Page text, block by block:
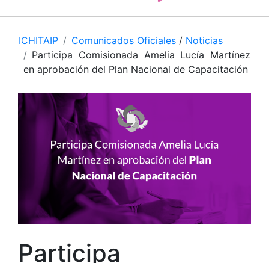
ICHITAIP Comunicados Oficiales / Noticias
Participa Comisionada Amelia Lucía Martínez
en aprobación del Plan Nacional de Capacitación
Participa